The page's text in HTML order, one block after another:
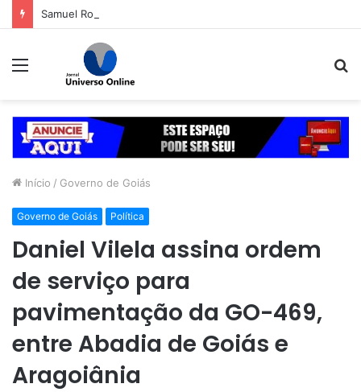
Menu
Início / Governo de Goiás
Governo de Goiás Política
Daniel Vilela assina ordem
de serviço para
pavimentação da GO-469,
entre Abadia de Goiás e
Aragoiânia